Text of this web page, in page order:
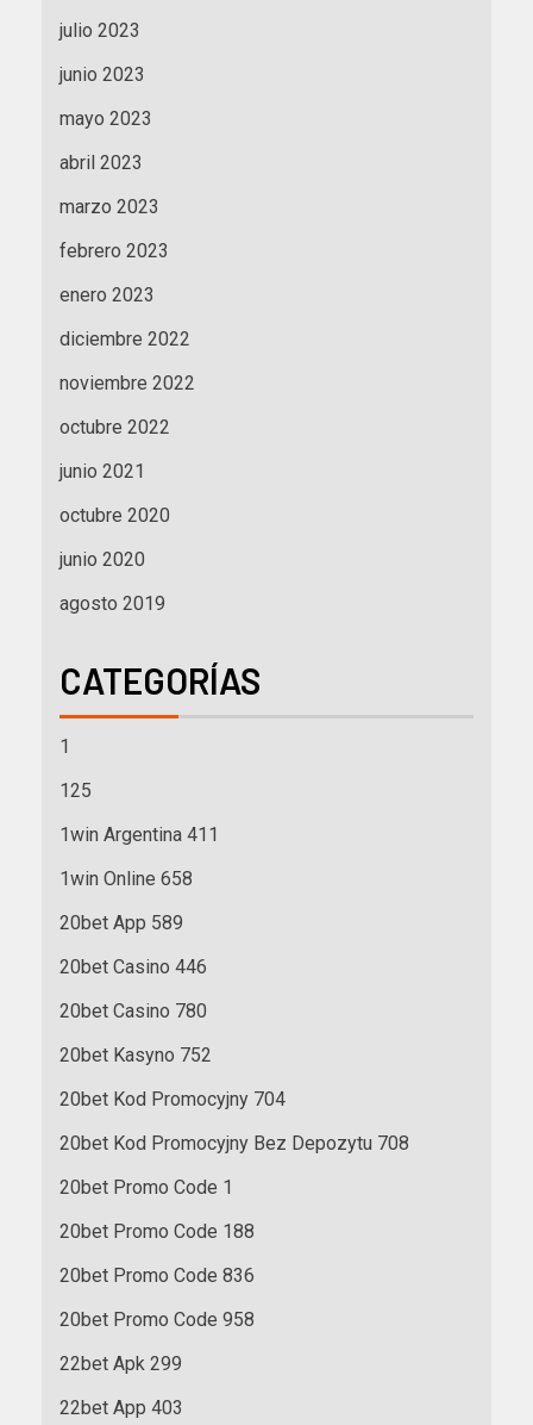
julio 2023
junio 2023
mayo 2023
abril 2023
marzo 2023
febrero 2023
enero 2023
diciembre 2022
noviembre 2022
octubre 2022
junio 2021
octubre 2020
junio 2020
agosto 2019
CATEGORÍAS
1
125
1win Argentina 411
1win Online 658
20bet App 589
20bet Casino 446
20bet Casino 780
20bet Kasyno 752
20bet Kod Promocyjny 704
20bet Kod Promocyjny Bez Depozytu 708
20bet Promo Code 1
20bet Promo Code 188
20bet Promo Code 836
20bet Promo Code 958
22bet Apk 299
22bet App 403